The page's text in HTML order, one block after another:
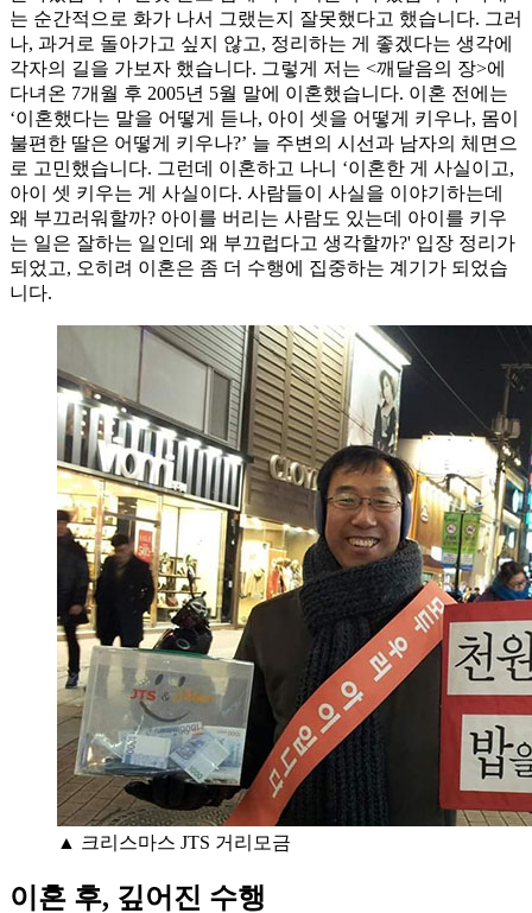
는 순간적으로 화가 나서 그랬는지 잘못했다고 했습니다. 그러
나, 과거로 돌아가고 싶지 않고, 정리하는 게 좋겠다는 생각에
각자의 길을 가보자 했습니다. 그렇게 저는 <깨달음의 장>에
다녀온 7개월 후 2005년 5월 말에 이혼했습니다. 이혼 전에는
‘이혼했다는 말을 어떻게 듣나, 아이 셋을 어떻게 키우나, 몸이
불편한 딸은 어떻게 키우나?’ 늘 주변의 시선과 남자의 체면으
로 고민했습니다. 그런데 이혼하고 나니 ‘이혼한 게 사실이고,
아이 셋 키우는 게 사실이다. 사람들이 사실을 이야기하는데
왜 부끄러워할까? 아이를 버리는 사람도 있는데 아이를 키우
는 일은 잘하는 일인데 왜 부끄럽다고 생각할까?' 입장 정리가
되었고, 오히려 이혼은 좀 더 수행에 집중하는 계기가 되었습
니다.
▲ 크리스마스 JTS 거리모금
이혼 후, 깊어진 수행